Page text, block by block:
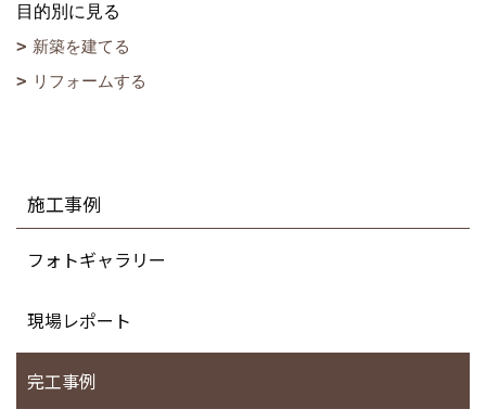
目的別に見る
新築を建てる
リフォームする
施工事例
フォトギャラリー
現場レポート
完工事例